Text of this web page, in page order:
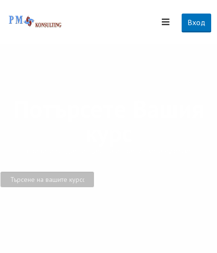
Вход